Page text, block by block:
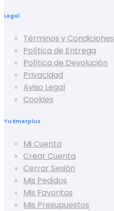
Legal
Términos y Condiciones
Política de Entrega
Política de Devolución
Privacidad
Aviso Legal
Cookies
Tu Emerplus
Mi Cuenta
Crear Cuenta
Cerrar Sesión
Mis Pedidos
Mis Favoritos
Mis Presupuestos